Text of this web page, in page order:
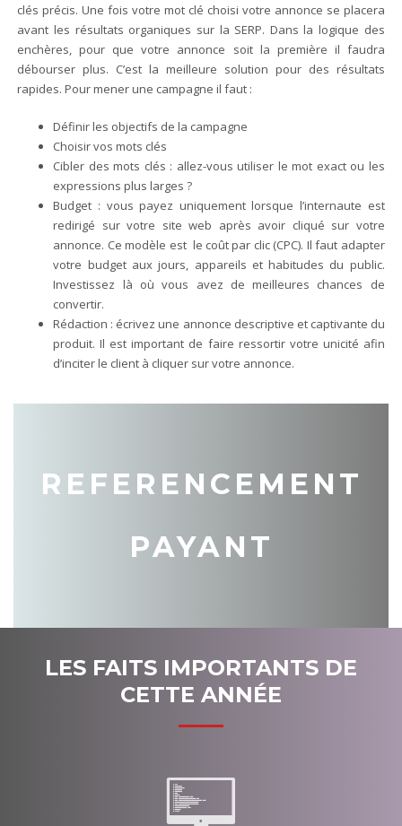
clés précis. Une fois votre mot clé choisi votre annonce se placera
avant les résultats organiques sur la SERP. Dans la logique des
enchères, pour que votre annonce soit la première il faudra
débourser plus. C’est la meilleure solution pour des résultats
rapides. Pour mener une campagne il faut :
Définir les objectifs de la campagne
Choisir vos mots clés
Cibler des mots clés : allez-vous utiliser le mot exact ou les
expressions plus larges ?
Budget : vous payez uniquement lorsque l’internaute est
redirigé sur votre site web après avoir cliqué sur votre
annonce. Ce modèle est le coût par clic (CPC). Il faut adapter
votre budget aux jours, appareils et habitudes du public.
Investissez là où vous avez de meilleures chances de
convertir.
Rédaction : écrivez une annonce descriptive et captivante du
produit. Il est important de faire ressortir votre unicité afin
d’inciter le client à cliquer sur votre annonce.
REFERENCEMENT
PAYANT
LES FAITS IMPORTANTS DE
CETTE ANNÉE